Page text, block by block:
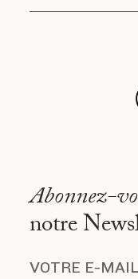
Abonnez-
notre